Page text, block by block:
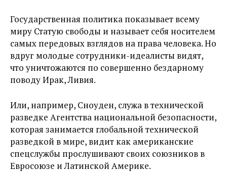
Государственная политика показывает всему
миру Статую свободы и называет себя носителем
самых передовых взглядов на права человека. Но
вдруг молодые сотрудники-идеалисты видят,
что уничтожаются по совершенно бездарному
поводу Ирак, Ливия.
Или, например, Сноуден, служа в технической
разведке Агентства национальной безопасности,
которая занимается глобальной технической
разведкой в мире, видит как американские
спецслужбы прослушивают своих союзников в
Евросоюзе и Латинской Америке.